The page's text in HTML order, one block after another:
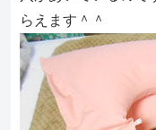
らえます＾＾